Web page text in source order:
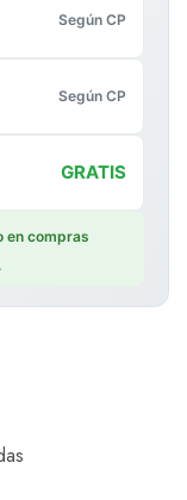
Según CP
Según CP
GRATIS
en compras